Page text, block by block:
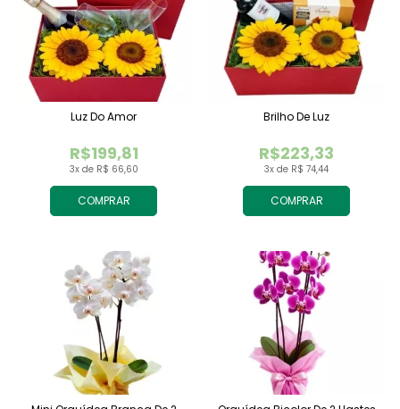
COMPRAR
3x de R$ 66,60
R$199,81
Luz Do Amor
COMPRAR
3x de R$ 74,44
R$223,33
Brilho De Luz